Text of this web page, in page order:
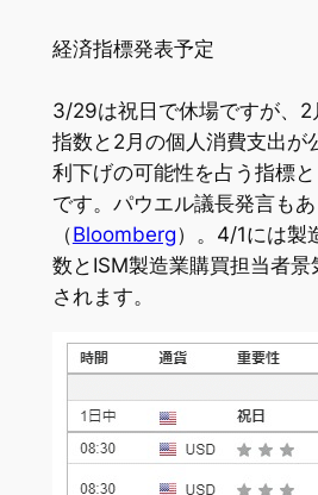
経済指標発表予定
3/29は祝日で休場ですが、2
指数と2月の個人消費支出が
利下げの可能性を占う指標
です。パウエル議長発言もあ
（Bloomberg）。4/1には製
数とISM製造業購買担当者景
されます。